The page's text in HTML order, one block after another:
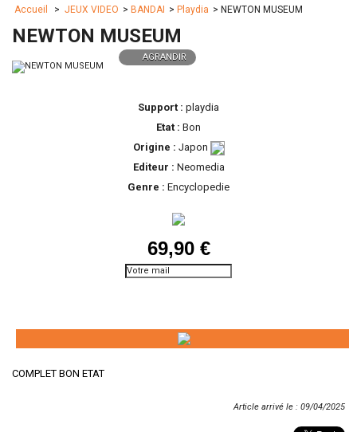
Accueil > JEUX VIDEO > BANDAI > Playdia > NEWTON MUSEUM
NEWTON MUSEUM
AGRANDIR
Support : playdia
Etat : Bon
Origine : Japon
Editeur : Neomedia
Genre : Encyclopedie
69,90 €
COMPLET BON ETAT
Article arrivé le : 09/04/2025